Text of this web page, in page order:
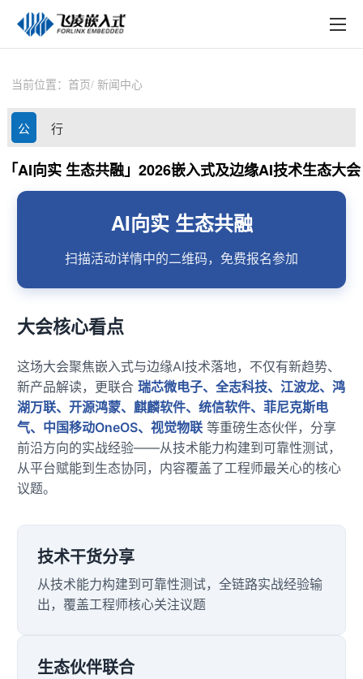
技术与支持
在线文档
关于飞凌
天猫商城
淘宝商城
新闻中心
技术论坛
在线购买
当前位置： 首页 新闻中心
公
司
动
行
业
「AI向实 生态共融」2026嵌入式及边缘AI技术生态大会
AI向实 生态共融
扫描活动详情中的二维码，免费报名参加
大会核心看点
这场大会聚焦嵌入式与边缘AI技术落地，不仅有新趋势、
新产品解读，更联合 瑞芯微电子、 全志科技、江波龙、鸿
湖万联、开源鸿蒙、麒麟软件、统信软件、菲尼克斯电
气、中国移动OneOS、视觉物联等重磅生态伙伴，分享
前沿方向的实战经验——从技术能力构建到可靠性测试，
从平台赋能到生态协同，内容覆盖了工程师最关心的核心
议题。
技术干货分享
从技术能力构建到可靠性测试，全链路实战经验输
出，覆盖工程师核心关注议题
生态伙伴联合